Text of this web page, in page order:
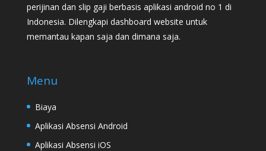
perijinan dan slip gaji berbasis aplikasi android no 1 di
Indonesia. Dilengkapi dashboard website untuk
memantau kapan saja dan dimana saja.
Menu
Biaya
Aplikasi Absensi Android
Aplikasi Absensi iOS